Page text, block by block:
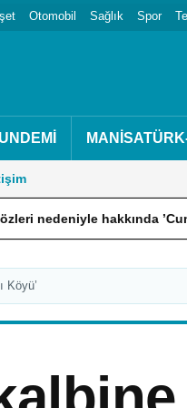
Otomobil Sağlık Spor
Köyü’